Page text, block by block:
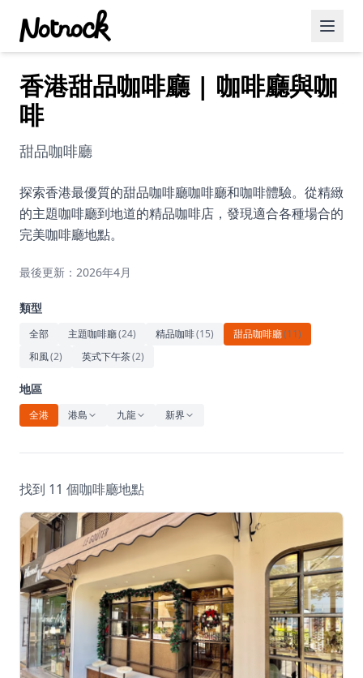
精選活動
博客文章
約會好去處
美食佳餚
品酒
藝術文化
休閒
音樂
香港甜品咖啡廳 | 咖啡廳與咖
啡
甜品咖啡廳
探索香港最優質的甜品咖啡廳咖啡廳和咖啡體驗。從精緻
的主題咖啡廳到地道的精品咖啡店，發現適合各種場合的
完美咖啡廳地點。
最後更新：2026年4月
類型
全部 主題咖啡廳(24) 精品咖啡(15) 甜品咖啡廳(11)
和風(2) 英式下午茶(2)
地區
全港 港島 九龍 新界
找到 11 個咖啡廳地點